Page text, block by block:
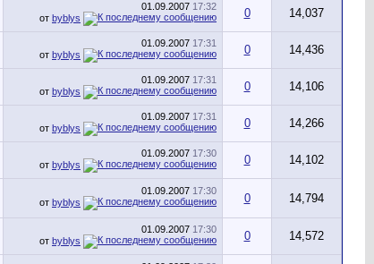
01.09.2007 17:32
от byblys 0 14,037
01.09.2007 17:31
от byblys 0 14,436
01.09.2007 17:31
от byblys 0 14,106
01.09.2007 17:31
от byblys 0 14,266
01.09.2007 17:30
от byblys 0 14,102
01.09.2007 17:30
от byblys 0 14,794
01.09.2007 17:30
от byblys 0 14,572